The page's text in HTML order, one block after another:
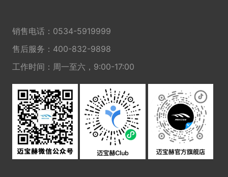
销售电话： 0534-5919999
售后服务： 400-832-9898
工作时间：周一至六，9:00-17:00